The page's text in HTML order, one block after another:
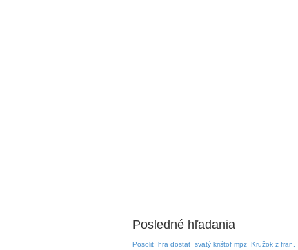
Posledné hľadania
Posolit hra dostat svatý krištof mpz Kružok z fran.